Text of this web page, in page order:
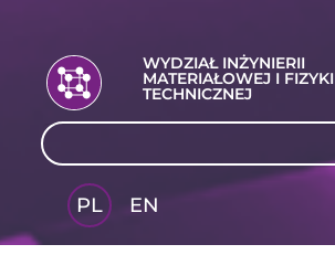
WYDZIAŁ INŻYNIERII
MATERIAŁOWEJ I FIZYKI
TECHNICZNEJ
Search
PL
EN